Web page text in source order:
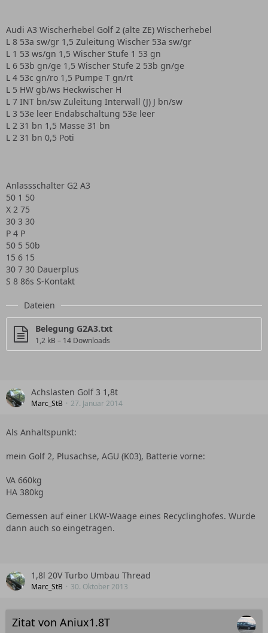
Audi A3 Wischerhebel Golf 2 (alte ZE) Wischerhebel
L 8 53a sw/gr 1,5 Zuleitung Wischer 53a sw/gr
L 1 53 ws/gn 1,5 Wischer Stufe 1 53 gn
L 6 53b gn/ge 1,5 Wischer Stufe 2 53b gn/ge
L 4 53c gn/ro 1,5 Pumpe T gn/rt
L 5 HW gb/ws Heckwischer H
L 7 INT bn/sw Zuleitung Interwall (J) J bn/sw
L 3 53e leer Endabschaltung 53e leer
L 2 31 bn 1,5 Masse 31 bn
L 2 31 bn 0,5 Poti
Anlassschalter G2 A3
50 1 50
X 2 75
30 3 30
P 4 P
50 5 50b
15 6 15
30 7 30 Dauerplus
S 8 86s S-Kontakt
Dateien
Belegung G2A3.txt
1,2 kB – 14 Downloads
Achslasten Golf 3 1,8t
Marc_StB 27. Januar 2014
Als Anhaltspunkt:
mein Golf 2, Plusachse, AGU (K03), Batterie vorne:
VA 660kg
HA 380kg
Gemessen auf einer LKW-Waage eines Recyclinghofes. Wurde
dann auch so eingetragen.
1,8l 20V Turbo Umbau Thread
Marc_StB 30. Oktober 2013
Zitat von Aniux1.8T